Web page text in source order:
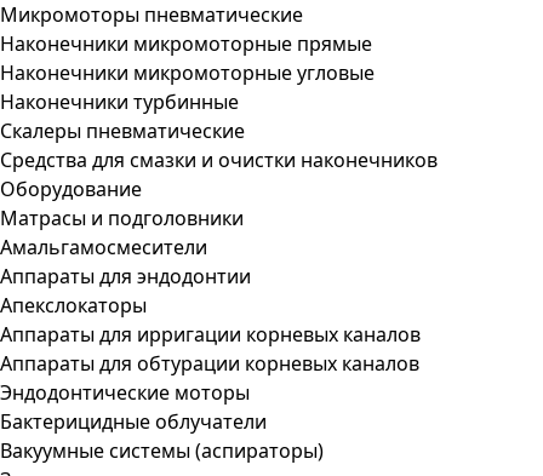
Микромоторы пневматические
Наконечники микромоторные прямые
Наконечники микромоторные угловые
Наконечники турбинные
Скалеры пневматические
Средства для смазки и очистки наконечников
Оборудование
Матрасы и подголовники
Амальгамосмесители
Аппараты для эндодонтии
Апекслокаторы
Аппараты для ирригации корневых каналов
Аппараты для обтурации корневых каналов
Эндодонтические моторы
Бактерицидные облучатели
Вакуумные системы (аспираторы)